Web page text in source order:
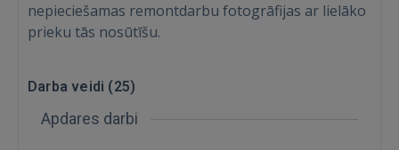
nepieciešamas remontdarbu fotogrāfijas ar lielāko
prieku tās nosūtīšu.
Darba veidi (25)
Apdares darbi